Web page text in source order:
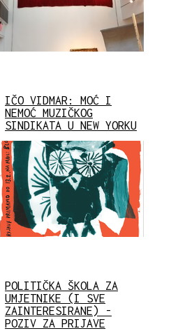
IČO VIDMAR: MOĆ I
NEMOĆ MUZIČKOG
SINDIKATA U NEW YORKU
POLITIČKA ŠKOLA ZA
UMJETNIKE (I SVE
ZAINTERESIRANE) -
POZIV ZA PRIJAVE